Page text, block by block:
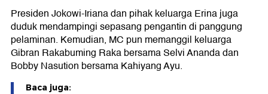
Presiden Jokowi-Iriana dan pihak keluarga Erina juga
duduk mendampingi sepasang pengantin di panggung
pelaminan. Kemudian, MC pun memanggil keluarga
Gibran Rakabuming Raka bersama Selvi Ananda dan
Bobby Nasution bersama Kahiyang Ayu.
Baca juga: